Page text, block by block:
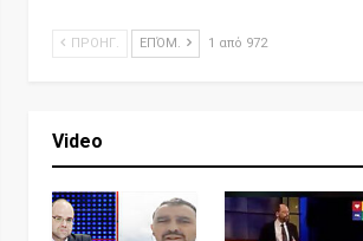
ΠΡΟΗΓ. ΕΠΌΜ. 1 από 972
Video